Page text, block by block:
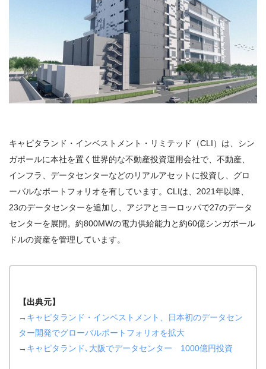
キャピタランド・インベストメント・リミテッド（CLI）は、シン
ガポールに本社を置く世界的な不動産投資運用会社で、不動産、
インフラ、データセンターなどのリアルアセットに投資し、グロ
ーバルなポートフォリオを有しています。CLIは、2021年以降、
23のデータセンターを追加し、アジアとヨーロッパで27のデータ
センターを展開。約800MWの電力供給能力と約60億シンガポール
ドルの資産を管理しています。
【出典元】
→ キャピタランド・インベストメント、日本初のデータセン
ター開発でグローバルポートフォリオを拡大
→ キャピタランド､大阪でデータセンター 1000億円投資